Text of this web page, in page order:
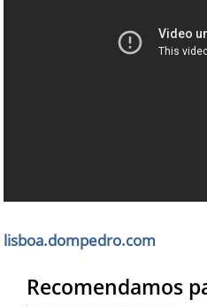
lisboa.dompedro.com
Recomendamos